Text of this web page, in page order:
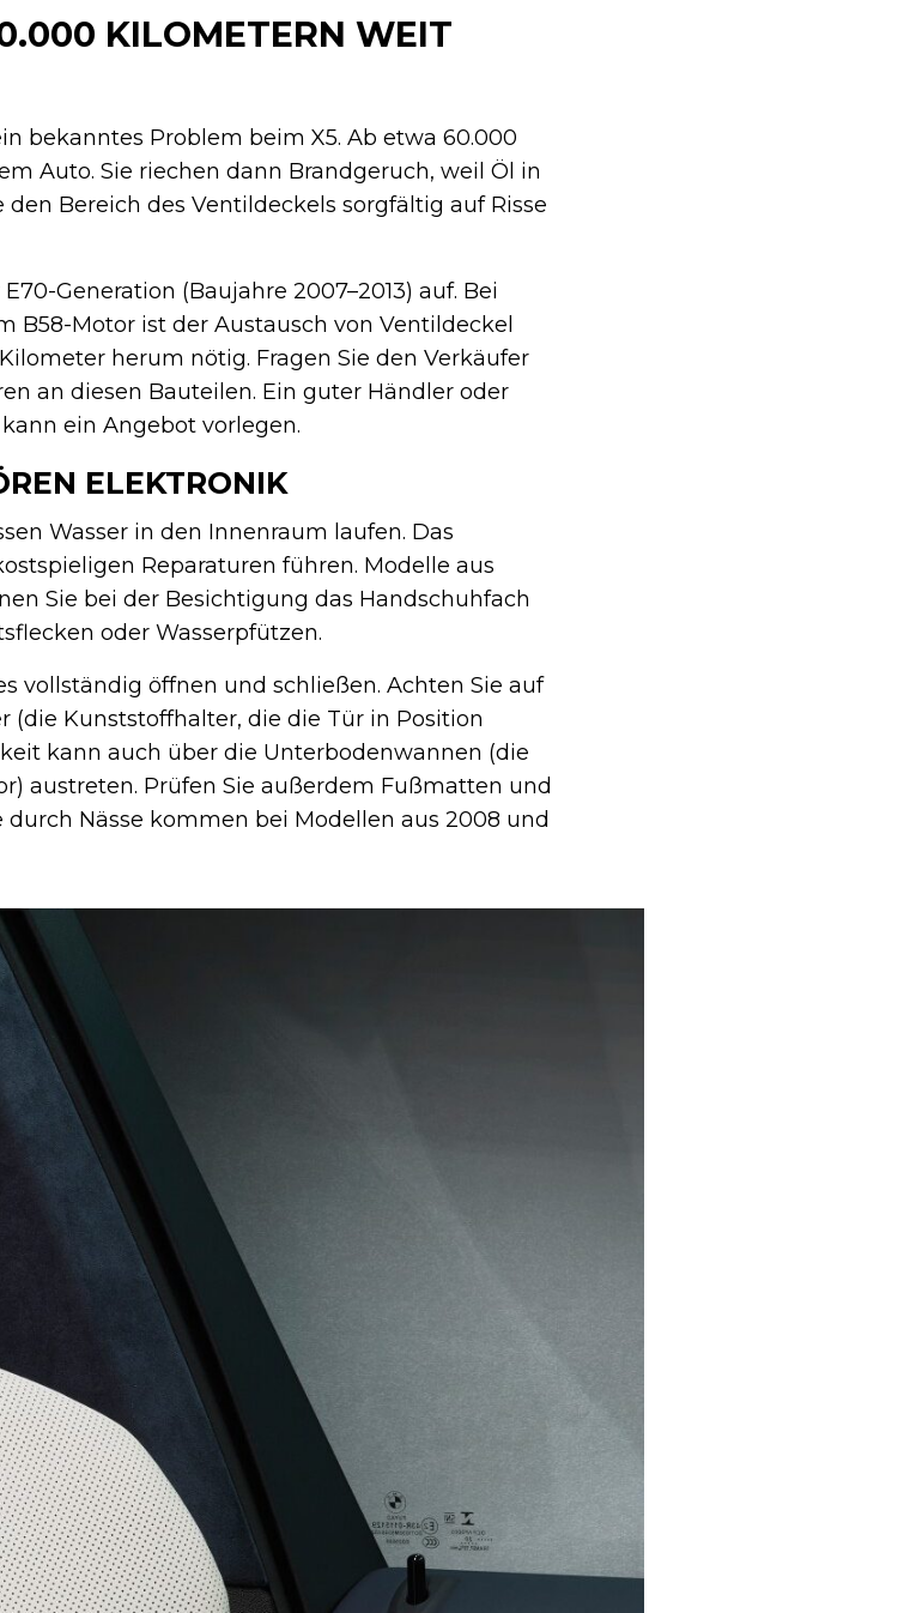
KILOMETERN WEIT
bekanntes Problem beim X5. Ab etwa 60.000
Auto. Sie riechen dann Brandgeruch, weil Öl in
Bereich des Ventildeckels sorgfältig auf Risse
Generation (Baujahre 2007–2013) auf. Bei
B58-Motor ist der Austausch von Ventildeckel
herum nötig. Fragen Sie den Verkäufer
an diesen Bauteilen. Ein guter Händler oder
ein Angebot vorlegen.
ELEKTRONIK
Wasser in den Innenraum laufen. Das
Reparaturen führen. Modelle aus
Sie bei der Besichtigung das Handschuhfach
oder Wasserpfützen.
vollständig öffnen und schließen. Achten Sie auf
(die Kunststoffhalter, die die Tür in Position
kann auch über die Unterbodenwannen (die
austreten. Prüfen Sie außerdem Fußmatten und
Nässe kommen bei Modellen aus 2008 und